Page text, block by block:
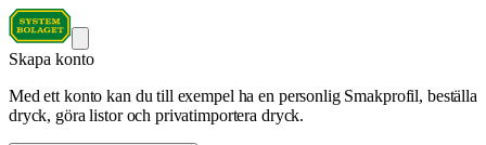
Skapa konto
Med ett konto kan du till exempel ha en personlig Smakprofil, beställa
dryck, göra listor och privatimportera dryck.